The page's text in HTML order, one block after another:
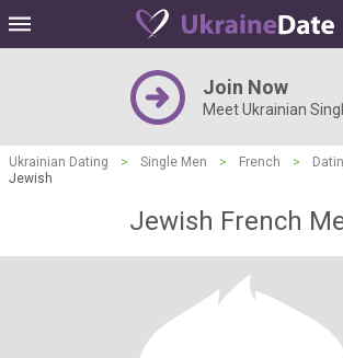
Join Now
Meet Ukrainian
Ukrainian Dating > Single Men > French >
Jewish
Jewish French